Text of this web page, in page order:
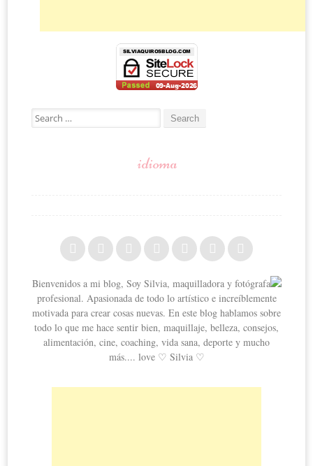
Search for:
idioma
Bienvenidos a mi blog, Soy Silvia, maquilladora y fotógrafa
profesional. Apasionada de todo lo artístico e increíblemente
motivada para crear cosas nuevas. En este blog hablamos sobre
todo lo que me hace sentir bien, maquillaje, belleza, consejos,
alimentación, cine, coaching, vida sana, deporte y mucho
más.... love ♡ Silvia ♡